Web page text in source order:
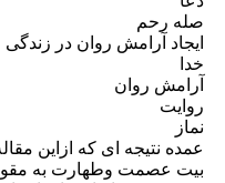
صله رحم
ایجاد آرامش روان در زندگی
خدا
آرامش روان
روایت
نماز
عمده نتیجه ای که ازاین
بیت عصمت وطهارت به